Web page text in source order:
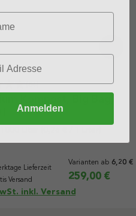
(64)
Lieferzeit
Versand
Varianten ab 6,20 €
259,00 €
inkl. Versand
Anmelden